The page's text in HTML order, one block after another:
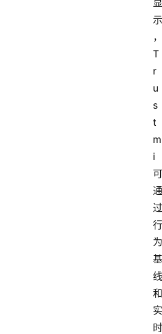
显
示
，
T
r
u
s
t
m
i
可
通
过
行
为
基
线
和
实
时